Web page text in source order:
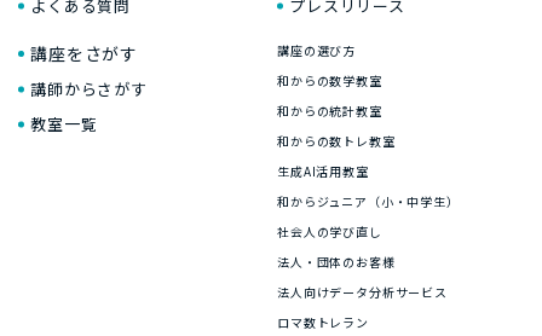
よくある質問
プレスリリース
講座をさがす
講師からさがす
教室一覧
講座の選び方
和からの数学教室
和からの統計教室
和からの数トレ教室
生成AI活用教室
和からジュニア（小・中学生）
社会人の学び直し
法人・団体のお客様
法人向けデータ分析サービス
ロマ数トレラン